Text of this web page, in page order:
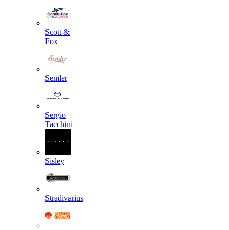
Scott &
Fox
Semler
Sergio
Tacchini
Sisley
Stradivarius